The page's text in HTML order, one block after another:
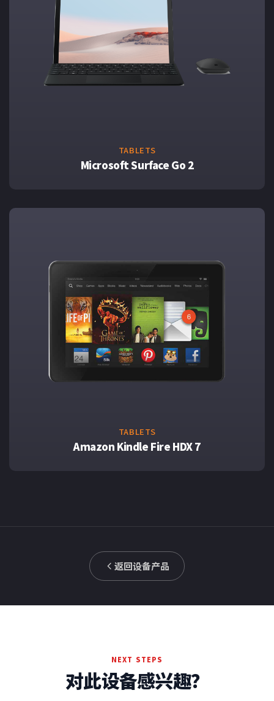
TABLETS
Microsoft Surface Go 2
TABLETS
Amazon Kindle Fire HDX 7
返回设备产品
NEXT STEPS
对此设备感兴趣？